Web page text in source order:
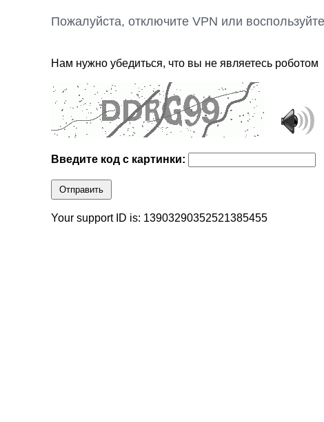
Пожалуйста, отключите VPN или
Нам нужно убедиться, что вы не являетесь роботом
Введите код с картинки:
Отправить
Your support ID is: 13903290352521385455